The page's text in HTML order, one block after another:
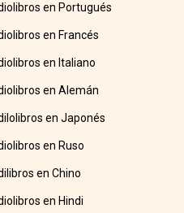
en Portugués
en Francés
en Italiano
en Alemán
en Japonés
en Ruso
en Chino
en Hindi